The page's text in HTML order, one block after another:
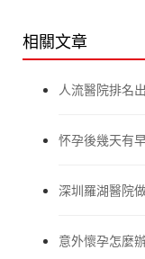
相關文章
人流醫院排名
怀孕後幾天有
深圳羅湖醫院
意外懷孕怎麼